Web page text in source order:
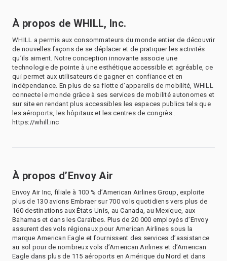
À propos de WHILL, Inc.
WHILL a permis aux consommateurs du monde entier de découvrir
de nouvelles façons de se déplacer et de pratiquer les activités
qu’ils aiment. Notre conception innovante associe une
technologie de pointe à une esthétique accessible et agréable, ce
qui permet aux utilisateurs de gagner en confiance et en
indépendance. En plus de sa flotte d’appareils de mobilité, WHILL
connecte le monde grâce à ses services de mobilité autonomes et
sur site en rendant plus accessibles les espaces publics tels que
les aéroports, les hôpitaux et les centres de congrès .
https://whill.inc
À propos d’Envoy Air
Envoy Air Inc, filiale à 100 % d’American Airlines Group, exploite
plus de 130 avions Embraer sur 700 vols quotidiens vers plus de
160 destinations aux États-Unis, au Canada, au Mexique, aux
Bahamas et dans les Caraïbes. Plus de 20 000 employés d’Envoy
assurent des vols régionaux pour American Airlines sous la
marque American Eagle et fournissent des services d’assistance
au sol pour de nombreux vols d’American Airlines et d’American
Eagle dans plus de 115 aéroports en Amérique du Nord et dans